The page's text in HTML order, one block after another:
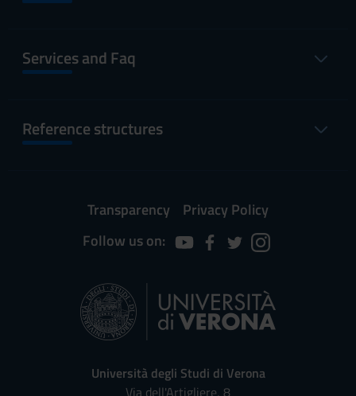
Services and Faq
Reference structures
Transparency
Privacy Policy
Follow us on:
Università degli Studi di Verona
Via dell'Artigliere, 8